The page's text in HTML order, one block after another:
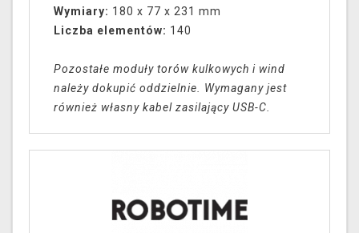
Wymiary: 180 x 77 x 231 mm
Liczba elementów: 140
Pozostałe moduły torów kulkowych i wind
należy dokupić oddzielnie. Wymagany jest
również własny kabel zasilający USB-C.